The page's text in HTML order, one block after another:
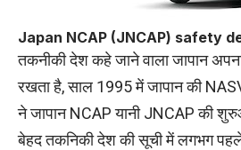
Japan NCAP (JNCAP) safety
तकनीकी देश कहे जाने वाला जापान
रखता है, साल 1995 में जापान की
ने जापान NCAP यानी JNCAP की
बेहद तकनिकी देश की सूची में लगभग पहले